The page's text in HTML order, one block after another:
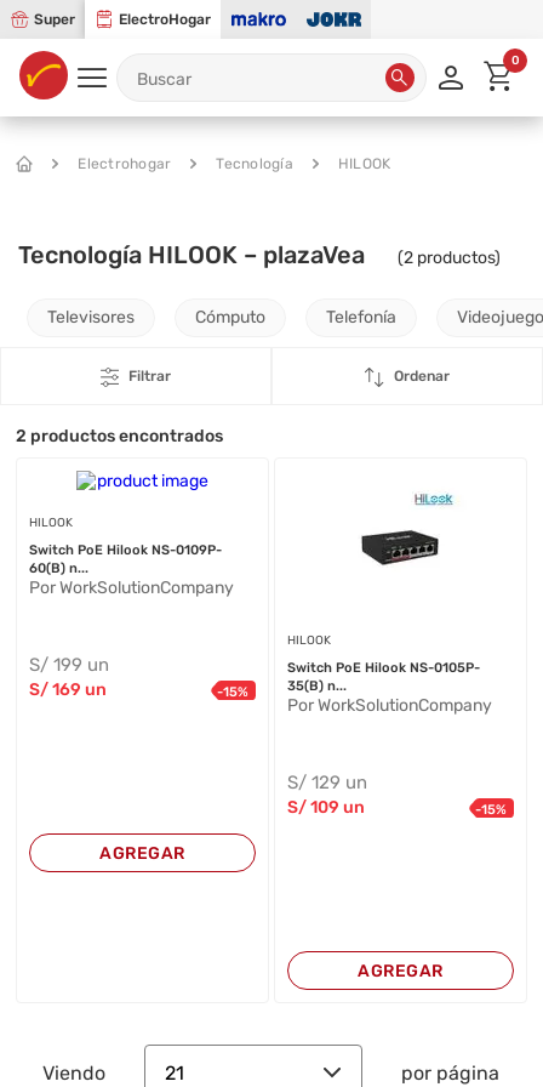
Super ElectroHogar
0
Electrohogar Tecnología HILOOK
Tecnología HILOOK – plazaVea (2 productos)
Televisores Cómputo Telefonía
Filtrar Ordenar
2 productos encontrados
HILOOK
Switch PoE Hilook NS-0109P-
60(B) n...
Por WorkSolutionCompany
S/199 un
S/169 un -15%
AGREGAR
HILOOK
Switch PoE Hilook NS-0105P-
35(B) n...
Por WorkSolutionCompany
S/ 129 un
S/109 un -15%
AGREGAR
Viendo 21 por página